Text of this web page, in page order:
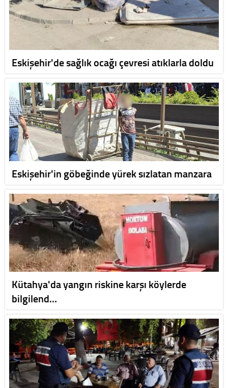
Eskişehir'de sağlık ocağı çevresi atıklarla doldu
Eskişehir'in göbeğinde yürek sızlatan manzara
Kütahya'da yangın riskine karşı köylerde
bilgilend…